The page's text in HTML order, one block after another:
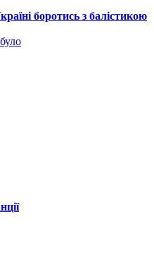
боротись з балістикою